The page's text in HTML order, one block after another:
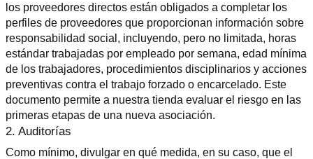
los proveedores directos están obligados a completar los
perfiles de proveedores que proporcionan información sobre
responsabilidad social, incluyendo, pero no limitada, horas
estándar trabajadas por empleado por semana, edad mínima
de los trabajadores, procedimientos disciplinarios y acciones
preventivas contra el trabajo forzado o encarcelado. Este
documento permite a nuestra tienda evaluar el riesgo en las
primeras etapas de una nueva asociación.
2. Auditorías
Como mínimo, divulgar en qué medida, en su caso, que el